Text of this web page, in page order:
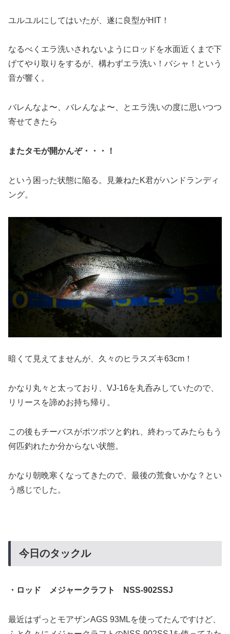
ユルユルにしてはいたが、遂に良型がHIT！
なるべくエラ洗いされないようにロッドを水面近くまで下
げてやり取りをするが、構わずエラ洗い！バシャ！という
音が響く。
バレんなよ〜、バレんなよ〜、とエラ洗いの度に思いつつ
寄せてきたら
またタモが開かんぞ・・・！
という困った状態に陥る。見兼ねたK君がハンドランディ
ング。
暗くて見えてませんが、久々のヒラスズキ63cm！
かなり丸々と太っており、VJ-16を丸呑みしていたので、
リリースを諦めお持ち帰り。
この後もチーバスがポツポツと釣れ、終わってみたらもう
何匹釣れたか分からない状態。
かなり朝晩寒くなってきたので、最後の荒食いかな？とい
う感じでした。
今日のタックル
・ロッド メジャークラフト NSS-902SSJ
最近はずっとモアザンAGS 93MLを使ってたんですけど、